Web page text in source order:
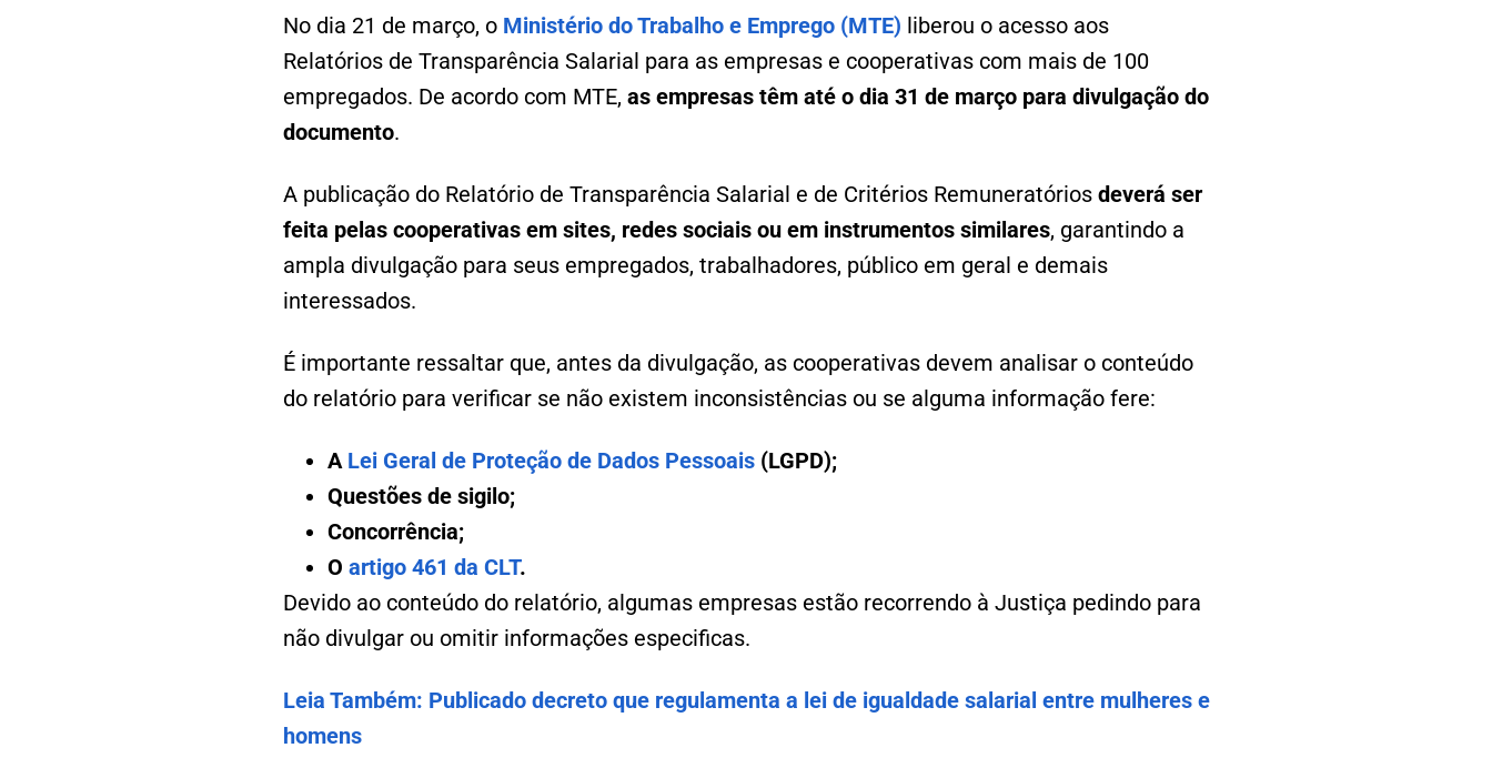
No dia 21 de março, o Ministério do Trabalho e Emprego (MTE) liberou o acesso aos
Relatórios de Transparência Salarial para as empresas e cooperativas com mais de 100
empregados. De acordo com MTE, as empresas têm até o dia 31 de março para divulgação do
documento.
A publicação do Relatório de Transparência Salarial e de Critérios Remuneratórios deverá ser
feita pelas cooperativas em sites, redes sociais ou em instrumentos similares, garantindo a
ampla divulgação para seus empregados, trabalhadores, público em geral e demais
interessados.
É importante ressaltar que, antes da divulgação, as cooperativas devem analisar o conteúdo
do relatório para verificar se não existem inconsistências ou se alguma informação fere:
A Lei Geral de Proteção de Dados Pessoais(LGPD);
Questões de sigilo;
Concorrência;
O artigo 461 da CLT.
Devido ao conteúdo do relatório, algumas empresas estão recorrendo à Justiça pedindo para
não divulgar ou omitir informações especificas.
Leia Também: Publicado decreto que regulamenta a lei de igualdade salarial entre mulheres e
homens